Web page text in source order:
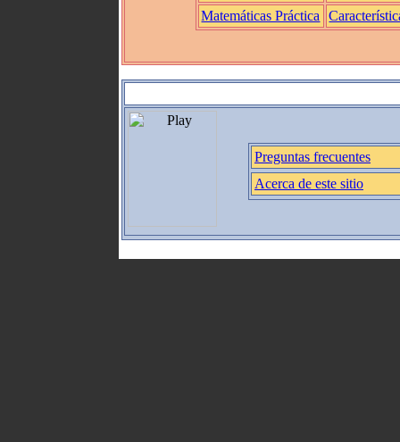
Matemáticas Práctica
Preguntas frecuentes
Acerca de este sitio